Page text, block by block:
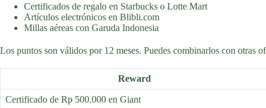
Certificados de regalo en Starbucks o Lotte Mart
Artículos electrónicos en Blibli.com
Millas aéreas con Garuda Indonesia
Los puntos son válidos por 12 meses. Puedes combinarlos con otras
Reward
Certificado de Rp 500.000 en Giant